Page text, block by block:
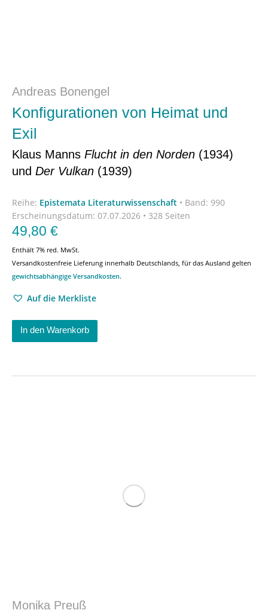
Andreas Bonengel
Konfigurationen von Heimat und
Exil
Klaus Manns Flucht in den Norden (1934)
und Der Vulkan (1939)
Reihe: Epistemata Literaturwissenschaft • Band: 990
Erscheinungsdatum: 07.07.2026 • 328 Seiten
49,80 €
Enthält 7% red. MwSt.
Versandkostenfreie Lieferung innerhalb Deutschlands, für das Ausland gelten
gewichtsabhängige Versandkosten.
Auf die Merkliste
In den Warenkorb
Monika Preuß